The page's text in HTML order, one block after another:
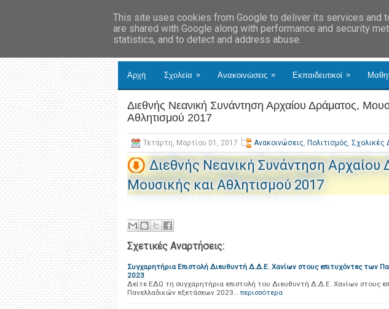
Αρχή Σχολεία » Ανακοινώσεις » Εκπαιδευτικοί »
Διεθνής Νεανική Συνάντηση Αρχαίου Δράματος,
Αθλητισμού 2017
Τετάρτη, Μαρτίου 01, 2017 Ανακοινώσεις, Πολιτισμός, Σχολικές
Διεθνής Νεανική Συνάντηση Αρχαίου
Μουσικής και Αθλητισμού 2017
Σχετικές Αναρτήσεις:
Συγχαρητήρια Επιστολή Διευθυντή Δ.Δ.Ε. Χανίων στους επιτυχόντες των
2023
Δείτε ΕΔΩ τη συγχαρητήρια επιστολή του Διευθυντή Δ.Δ.Ε. Χανίων στους
Πανελλαδικών εξετάσεων 2023… περισσότερα
This site uses cookies from Google to deliver its services and
are shared with Google along with performance and security
statistics, and to detect and address abuse.